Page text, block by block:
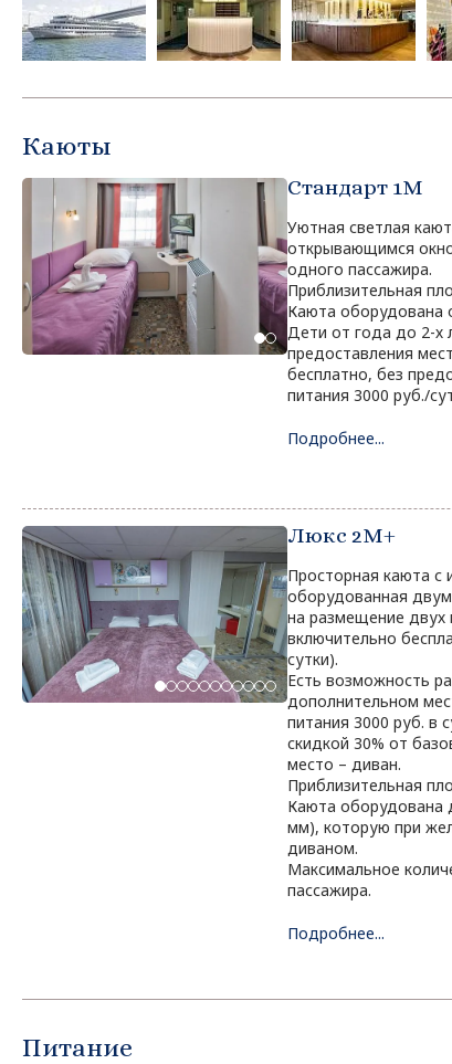
Каюты
Стандарт 1M
Уютная светлая
открывающимся
одного пассажира.
Приблизительная
Каюта оборудована
Дети от года до 2-х
предоставления
бесплатно, без
питания 3000 руб./
Подробнее...
Люкс 2М+
Просторная каюта с
оборудованная
на размещение двух
включительно
сутки).
Есть возможность
дополнительном
питания 3000 руб. в
скидкой 30% от
место – диван.
Приблизительная
Каюта оборудована
мм), которую при
диваном.
Максимальное
пассажира.
Подробнее...
Питание